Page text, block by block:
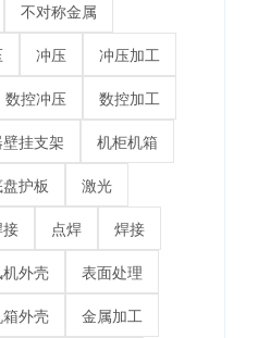
不对称金属
冲压 冲压加工
数控冲压 数控加工
挂支架 机柜机箱
护板 激光
点焊 焊接
外壳 表面处理
外壳 金属加工